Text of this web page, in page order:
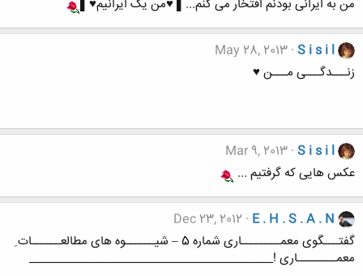
من به ایرانی بودنم افتخار می کنم...▌ ♥من یک ایرانیم♥▌
S i s i l
May 28, 2013
زنـــدگـــی مـــن ♥
S i s i l
Mar 9, 2013
عکس هایی که گرفتیم ...
E . H . S . A . N
Dec 23, 2012
گفتـــگوی معمــــــــاری شماره 5 – شیــــــوه های مطالعــــــات ِ
معمــــــــاری !___________________________________________